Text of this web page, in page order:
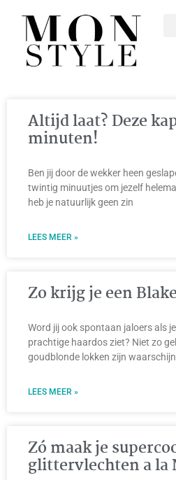
Altijd laat? Deze
minuten!
Ben jij door de wekker heen
twintig minuutjes om jezelf
heb je natuurlijk geen zin
LEES MEER »
Zo krijg je een
Word jij ook spontaan jaloers als
prachtige haardos ziet? Niet zo
goudblonde lokken zijn
LEES MEER »
Zó maak je
glittervlechten a la